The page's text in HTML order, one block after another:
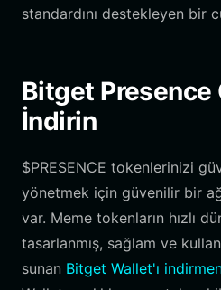
standardını destekleyen bir
Bitget Presence
İndirin
$PRESENCE tokenlerinizi
yönetmek için güvenilir bir
var. Meme tokenların hızlı
tasarlanmış, sağlam ve
sunan Bitget Wallet'ı